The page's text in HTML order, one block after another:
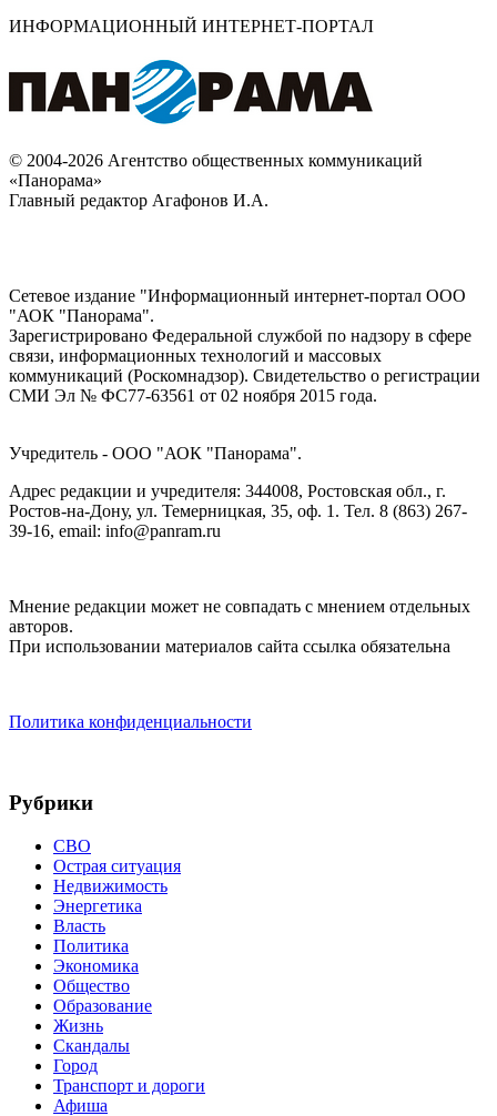
ИНФОРМАЦИОННЫЙ ИНТЕРНЕТ-ПОРТАЛ
© 2004-2026 Агентство общественных коммуникаций
«Панорама»
Главный редактор Агафонов И.А.
Сетевое издание "Информационный интернет-портал ООО
"АОК "Панорама".
Зарегистрировано Федеральной службой по надзору в сфере
связи, информационных технологий и массовых
коммуникаций (Роскомнадзор). Cвидетельство о регистрации
СМИ Эл № ФС77-63561 от 02 ноября 2015 года.
Учредитель - ООО "АОК "Панорама".
Адрес редакции и учредителя: 344008, Ростовская обл., г.
Ростов-на-Дону, ул. Темерницкая, 35, оф. 1. Тел. 8 (863) 267-
39-16, email: info@panram.ru
Мнение редакции может не совпадать с мнением отдельных
авторов.
При использовании материалов сайта ссылка обязательна
Политика конфиденциальности
Рубрики
СВО
Острая ситуация
Недвижимость
Энергетика
Власть
Политика
Экономика
Общество
Образование
Жизнь
Скандалы
Город
Транспорт и дороги
Афиша